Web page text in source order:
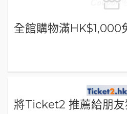
全館購物滿HK$1,000
將Ticket2 推薦給朋友